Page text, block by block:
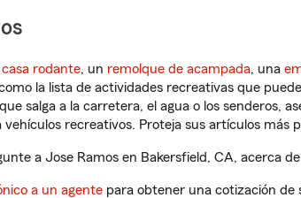
casa rodante, un remolque de acampada, una
la lista de actividades recreativas que
salga a la carretera, el agua o los senderos,
recreativos. Proteja sus artículos más
a Jose Ramos en Bakersfield, CA, acerca
a un agente para obtener una cotización de